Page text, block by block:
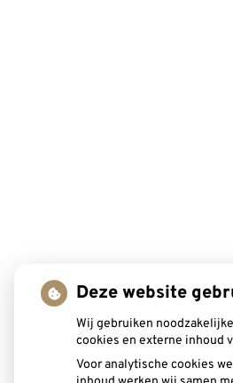
Deze website
Wij gebruiken
cookies en externe inhoud
Voor analytische cookies